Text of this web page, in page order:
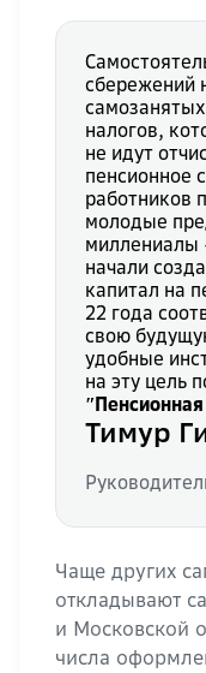
сбережений
налогов,
не идут
пенсионное
работников
молодые
миллениалы
начали
капитал на
22 года
свою
удобные
на эту цель
Тимур
Чаще других
откладывают
и Московской
числа